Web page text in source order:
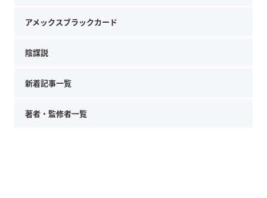
アメックスブラックカード
陰謀説
新着記事一覧
著者・監修者一覧